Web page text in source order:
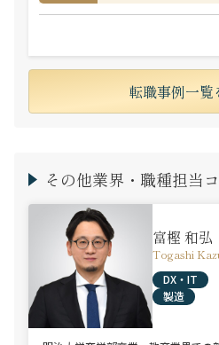
転職事例一覧
その他業界・職種担当
富樫 和弘
Togashi
DX・IT
製造